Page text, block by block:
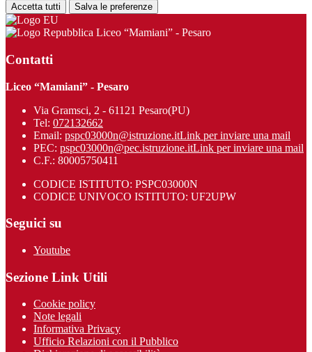
Accetta tutti Salva le preferenze
Liceo “Mamiani” - Pesaro
Contatti
Liceo “Mamiani” - Pesaro
Via Gramsci, 2 - 61121 Pesaro(PU)
Tel: 072132662
Email: pspc03000n@istruzione.itLink per inviare una mail
PEC: pspc03000n@pec.istruzione.itLink per inviare una mail
C.F.: 80005750411
CODICE ISTITUTO: PSPC03000N
CODICE UNIVOCO ISTITUTO: UF2UPW
Seguici su
Youtube
Sezione Link Utili
Cookie policy
Note legali
Informativa Privacy
Ufficio Relazioni con il Pubblico